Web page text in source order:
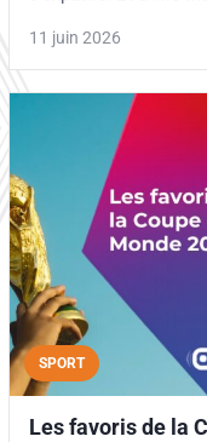
11 juin 2026
SPORT
Les favoris de la